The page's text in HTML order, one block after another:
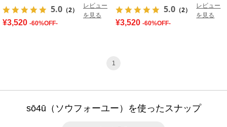
5.0 （2）
レビュー
を見る
¥3,520 -60%OFF-
5.0 （2）
レビュー
を見る
¥3,520 -60%OFF-
1
sō4ū（ソウフォーユー）を使ったスナップ